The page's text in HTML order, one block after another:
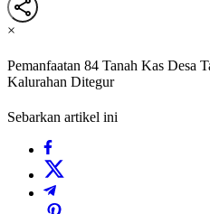
×
Pemanfaatan 84 Tanah Kas Desa
Kalurahan Ditegur
Sebarkan artikel ini